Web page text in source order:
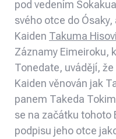
pod vedením
svého otce do
Kaiden Takuma Hisovi
Záznamy Eimeiroku,
Tonedate, uvádějí,
Kaiden věnován jak
panem Takeda
se na začátku tohoto
podpisu jeho otce